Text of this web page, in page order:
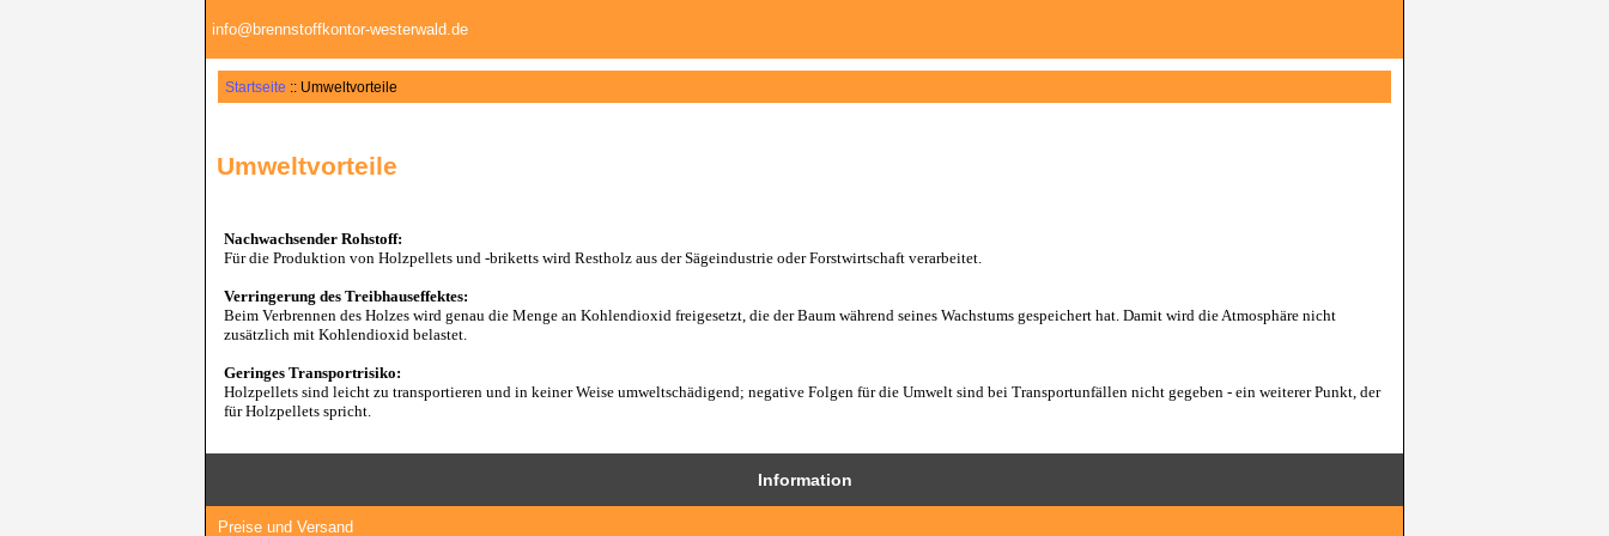
info@brennstoffkontor-westerwald.de
Startseite :: Umweltvorteile
Umweltvorteile
Nachwachsender Rohstoff:
Für die Produktion von Holzpellets und -briketts wird Restholz aus der Sägeindustrie oder Forstwirtschaft verarbeitet.
Verringerung des Treibhauseffektes:
Beim Verbrennen des Holzes wird genau die Menge an Kohlendioxid freigesetzt, die der Baum während seines Wachstums gespeichert hat. Damit wird die Atmosphäre nicht
zusätzlich mit Kohlendioxid belastet.
Geringes Transportrisiko:
Holzpellets sind leicht zu transportieren und in keiner Weise umweltschädigend; negative Folgen für die Umwelt sind bei Transportunfällen nicht gegeben - ein weiterer Punkt, der
für Holzpellets spricht.
Information
Preise und Versand